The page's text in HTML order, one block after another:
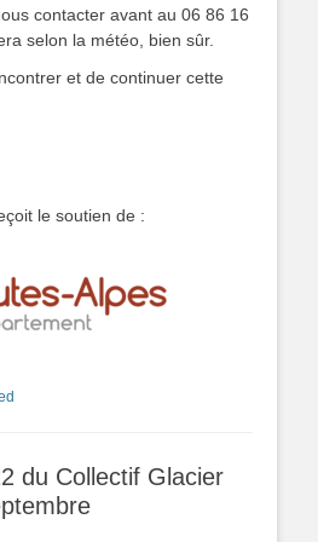
contacter avant au 06 86 16
selon la météo, bien sûr.
et de continuer cette
le soutien de :
du Collectif Glacier